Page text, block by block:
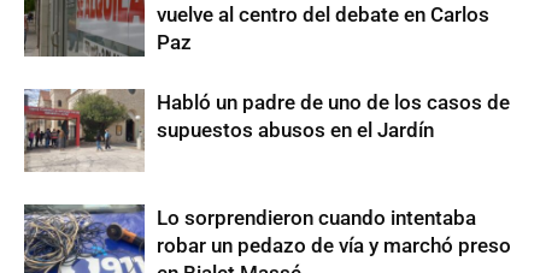
vuelve al centro del debate en Carlos
Paz
Habló un padre de uno de los casos de
supuestos abusos en el Jardín
Lo sorprendieron cuando intentaba
robar un pedazo de vía y marchó preso